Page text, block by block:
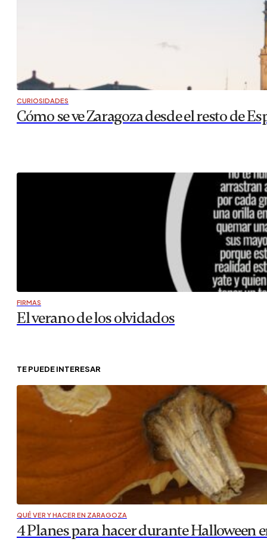
CURIOSIDADES
Cómo se ve Zaragoza desde el resto de
FIRMAS
El verano de los olvidados
TE PUEDE INTERESAR
QUÉ VER Y HACER EN ZARAGOZA
4 Planes para hacer durante Halloween